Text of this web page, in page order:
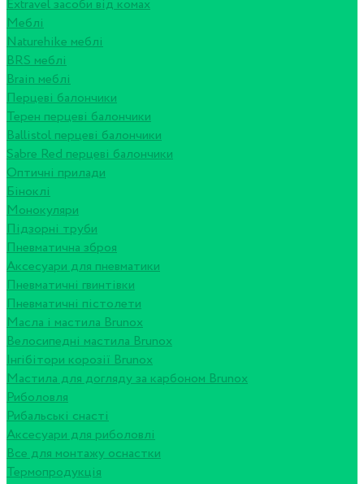
Extravel засоби від комах
Меблі
Naturehike меблі
BRS меблі
Brain меблі
Перцеві балончики
Терен перцеві балончики
Ballistol перцеві балончики
Sabre Red перцеві балончики
Оптичні прилади
Біноклі
Монокуляри
Підзорні труби
Пневматична зброя
Аксесуари для пневматики
Пневматичні гвинтівки
Пневматичні пістолети
Масла і мастила Brunox
Велосипедні мастила Brunox
Інгібітори корозії Brunox
Мастила для догляду за карбоном Brunox
Риболовля
Рибальські снасті
Аксесуари для риболовлі
Все для монтажу оснастки
Термопродукція